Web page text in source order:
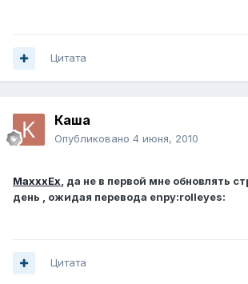
Цитата
Каша
Опубликовано 4 июня, 2010
MaxxxEx, да не в первой мне обновлять
день , ожидая перевода enpy:rolleyes:
Цитата